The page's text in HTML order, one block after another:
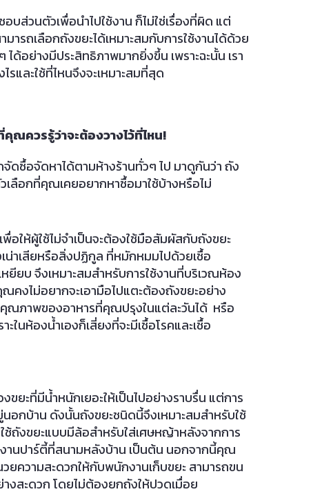
บส่วนตัวเพื่อนำไปใช้งาน ก็ไม่ใช่เรื่องที่ผิด แต่
ารถเลือกถังขยะได้เหมาะสมกับการใช้งานได้ด้วย
ด้อย่างมีประสิทธิภาพมากยิ่งขึ้น เพราะฉะนั้น เรา
และใช้ที่ไหนจึงจะเหมาะสมที่สุด
คุณควรรู้ว่าจะต้องวางไว้ที่ไหน!
ซื้อจัดหาได้ตามห้างร้านทั่วๆ ไป มาดูกันว่า ถัง
เลือกที่คุณเคยอยากหาซื้อมาใช้บ้างหรือไม่
ให้ผู้ใช้ไม่จำเป็นจะต้องใช้มือสัมผัสกับถังขยะ
น่าเสียหรือสิ่งปฏิกูล ที่หมักหมมไปด้วยเชื้อ
ยียบ จึงเหมาะสมสำหรับการใช้งานที่บริเวณห้อง
คงไม่อยากจะเอามือไปแตะต้องถังขยะอย่าง
ณภาพของอาหารที่คุณปรุงในแต่ละวันได้ หรือ
ในห้องน้ำเองก็เสี่ยงที่จะมีเชื้อโรคและเชื้อ
ยะที่มีน้ำหนักเยอะให้เป็นไปอย่างราบรื่น แต่การ
อกบ้าน ดังนั้นถังขยะชนิดนี้จึงเหมาะสมสำหรับใช้
ถังขยะแบบมีล้อสำหรับใส่เศษหญ้าหลังจากการ
านปาร์ตี้ที่สนามหลังบ้าน เป็นต้น นอกจากนี้คุณ
ยความสะดวกให้กับพนักงานเก็บขยะ สามารถขน
างสะดวก โดยไม่ต้องยกถังให้ปวดเมื่อย